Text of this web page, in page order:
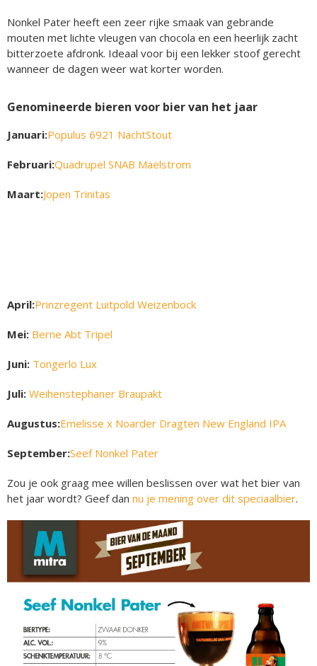
Nonkel Pater heeft een zeer rijke smaak van gebrande
mouten met lichte vleugen van chocola en een heerlijk zacht
bitterzoete afdronk. Ideaal voor bij een lekker stoof gerecht
wanneer de dagen weer wat korter worden.
Genomineerde bieren voor bier van het jaar
Januari:Populus 6921 NachtStout
Februari:Quadrupel SNAB Maelstrom
Maart:Jopen Trinitas
April:Prinzregent Luitpold Weizenbock
Mei: Berne Abt Tripel
Juni: Tongerlo Lux
Juli: Weihenstephaner Braupakt
Augustus:Emelisse x Noarder Dragten New England IPA
September:Seef Nonkel Pater
Zou je ook graag mee willen beslissen over wat het bier van
het jaar wordt? Geef dan nu je mening over dit speciaalbier.